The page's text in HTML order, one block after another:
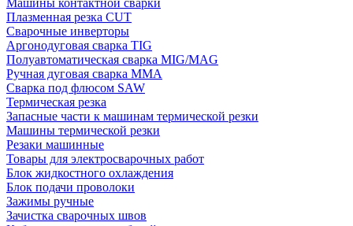
Машины контактной сварки
Плазменная резка CUT
Сварочные инверторы
Аргонодуговая сварка TIG
Полуавтоматическая сварка MIG/MAG
Ручная дуговая сварка MMA
Сварка под флюсом SAW
Термическая резка
Запасные части к машинам термической резки
Машины термической резки
Резаки машинные
Товары для электросварочных работ
Блок жидкостного охлаждения
Блок подачи проволоки
Зажимы ручные
Зачистка сварочных швов